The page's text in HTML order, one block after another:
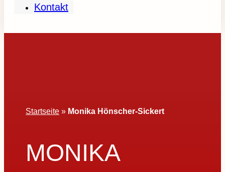
Kontakt
Startseite » Monika Hönscher-Sickert
MONIKA